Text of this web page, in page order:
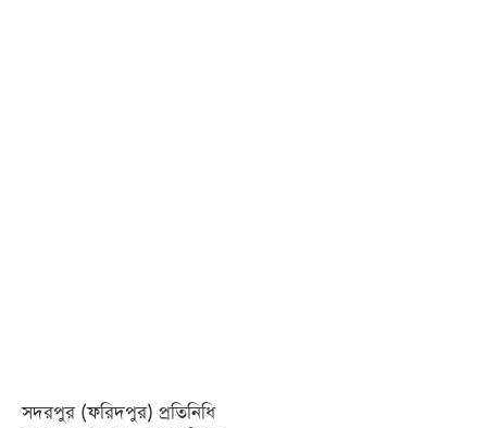
ভিডিও
সদরপুর (ফরিদপুর) প্রতিনিধি